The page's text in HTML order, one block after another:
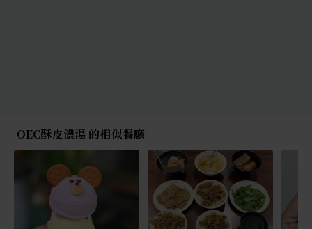
OEC酥皮濃湯 的相似餐廳